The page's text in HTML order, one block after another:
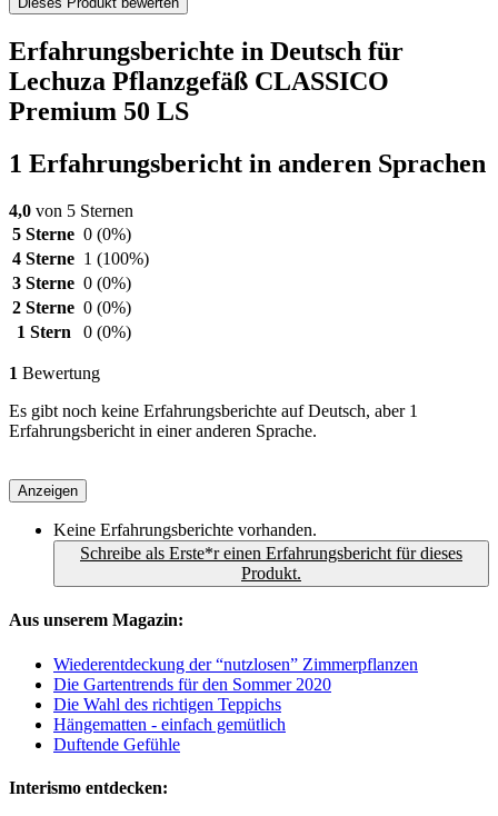
Erfahrungsberichte in Deutsch für
Lechuza Pflanzgefäß CLASSICO
Premium 50 LS
1 Erfahrungsbericht in anderen Sprachen
4,0 von 5 Sternen
5 Sterne 0 (0%)
4 Sterne 1 (100%)
3 Sterne 0 (0%)
2 Sterne 0 (0%)
1 Stern
0 (0%)
1 Bewertung
Es gibt noch keine Erfahrungsberichte auf Deutsch, aber 1
Erfahrungsbericht in einer anderen Sprache.
Anzeigen
Keine Erfahrungsberichte vorhanden.
Schreibe als Erste*r einen Erfahrungsbericht für dieses
Produkt.
Aus unserem Magazin:
Wiederentdeckung der “nutzlosen” Zimmerpflanzen
Die Gartentrends für den Sommer 2020
Die Wahl des richtigen Teppichs
Hängematten - einfach gemütlich
Duftende Gefühle
Interismo entdecken: